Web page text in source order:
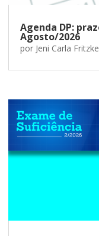
Agenda DP:
Agosto/2026
por Jeni Carla